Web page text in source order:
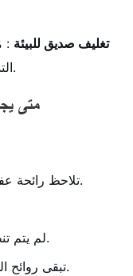
تغليف صديق للبيئة :
التدوير لسهولة التخزين والتخلص منه.
متى
تلاحظ رائحة عفن أو غبار عند تشغيل مكيف الهواء.
لم يتم تنظيف مكيف الهواء منذ فترة طويلة.
تبقى روائح الطعام أو الدخان عالقة في السيارة.